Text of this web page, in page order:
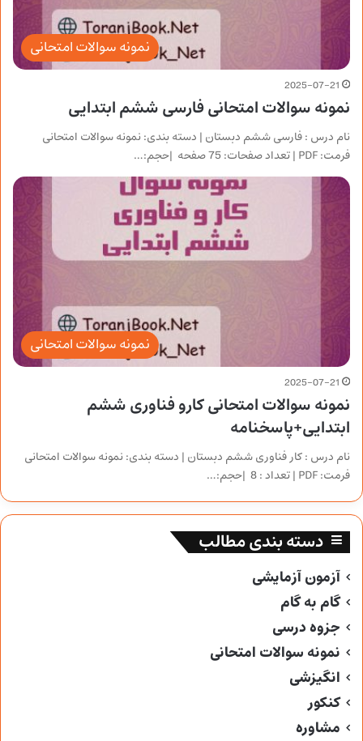
نمونه سوالات امتحانی
2025-07-21
نمونه سوالات امتحانی فارسی ششم ابتدایی
نام درس : فارسی ششم دبستان | دسته بندی: نمونه سوالات امتحانی
فرمت: PDF | تعداد صفحات: 75 صفحه |حجم:…
نمونه سوالات امتحانی
2025-07-21
نمونه سوالات امتحانی کارو فناوری ششم
ابتدایی+پاسخنامه
نام درس : کار فناوری ششم دبستان | دسته بندی: نمونه سوالات امتحانی
فرمت: PDF | تعداد : 8 |حجم:…
دسته بندی مطالب
آزمون آزمایشی
گام به گام
جزوه درسی
نمونه سوالات امتحانی
انگیزشی
کنکور
مشاوره